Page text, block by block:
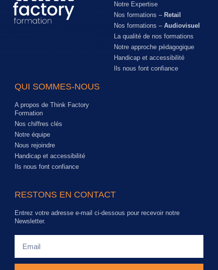
Notre Expertise
Nos formations – Retail
Nos formations – Audiovisuel
La qualité de nos formations
Notre approche pédagogique
Handicap et accessibilité
Ils nous font confiance
QUI SOMMES-NOUS
A propos de Think Factory
Formation
Nos chiffres clés
Notre équipe
Nous rejoindre
Handicap et accessibilité
Ils nous font confiance
RESTONS EN CONTACT
Entrez votre adresse e-mail ci-dessous pour recevoir notre
Newsletter.